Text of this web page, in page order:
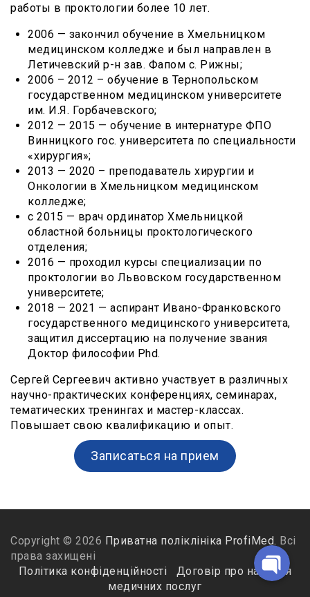
работы в проктологии более 10 лет.
2006 — закончил обучение в Хмельницком
медицинском колледже и был направлен в
Летичевский р-н зав. Фапом с. Рижны;
2006 – 2012 – обучение в Тернопольском
государственном медицинском университете
им. И.Я. Горбачевского;
2012 — 2015 — обучение в интернатуре ФПО
Винницкого гос. университета по специальности
«хирургия»;
2013 — 2020 – преподаватель хирургии и
Онкологии в Хмельницком медицинском
колледже;
с 2015 — врач ординатор Хмельницкой
областной больницы проктологического
отделения;
2016 — проходил курсы специализации по
проктологии во Львовском государственном
университете;
2018 — 2021 — аспирант Ивано-Франковского
государственного медицинского университета,
защитил диссертацию на получение звания
Доктор философии Phd.
Сергей Сергеевич активно участвует в различных
научно-практических конференциях, семинарах,
тематических тренингах и мастер-классах.
Повышает свою квалификацию и опыт.
Записаться на прием
Copyright © 2026 Приватна поліклініка ProfiMed. Всі
права захищені
Політика конфіденційності
Договір про надання
медичних послуг
Telegram-бот для запису